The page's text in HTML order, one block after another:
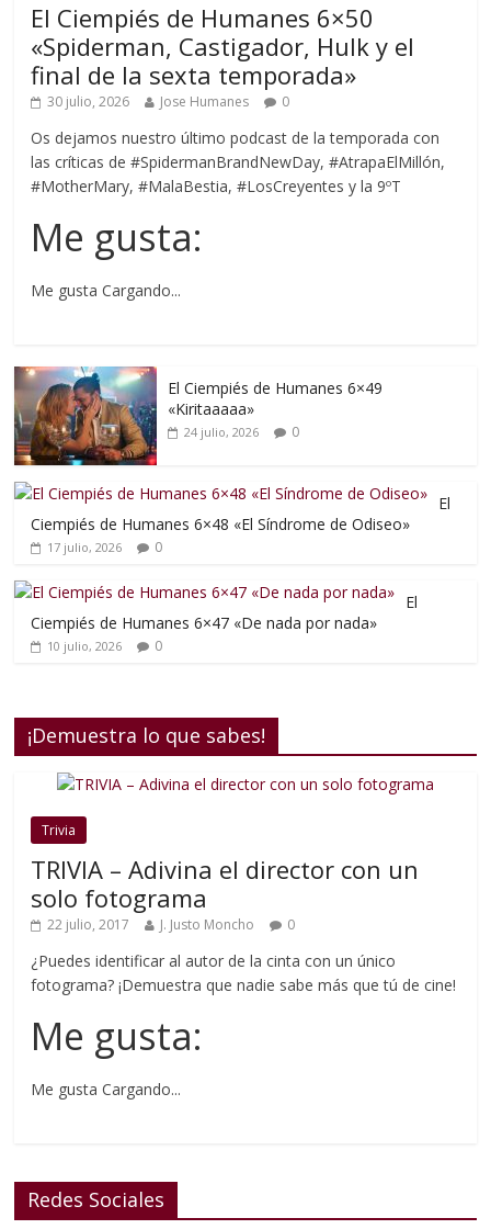
El Ciempiés de Humanes 6×50
«Spiderman, Castigador, Hulk y el
final de la sexta temporada»
30 julio, 2026 Jose Humanes 0
Os dejamos nuestro último podcast de la temporada con
las críticas de #SpidermanBrandNewDay, #AtrapaElMillón,
#MotherMary, #MalaBestia, #LosCreyentes y la 9ºT
Me gusta:
Me gusta Cargando...
El Ciempiés de Humanes 6×49
«Kiritaaaaa»
24 julio, 2026 0
El
Ciempiés de Humanes 6×48 «El Síndrome de Odiseo»
17 julio, 2026 0
El
Ciempiés de Humanes 6×47 «De nada por nada»
10 julio, 2026 0
¡Demuestra lo que sabes!
Trivia
TRIVIA – Adivina el director con un
solo fotograma
22 julio, 2017 J. Justo Moncho 0
¿Puedes identificar al autor de la cinta con un único
fotograma? ¡Demuestra que nadie sabe más que tú de cine!
Me gusta:
Me gusta Cargando...
Redes Sociales